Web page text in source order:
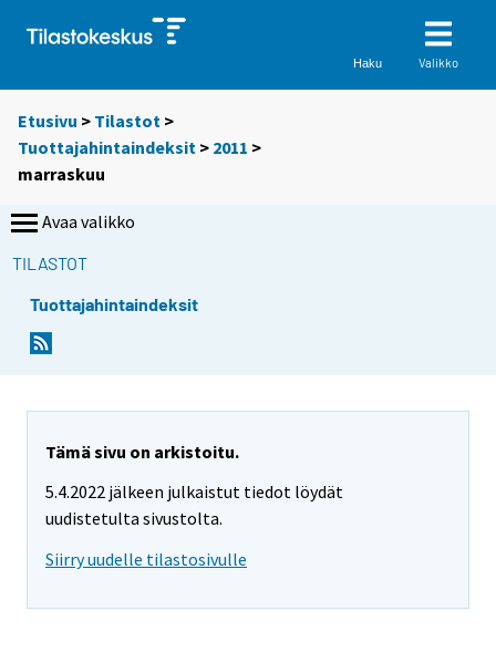
Haku Valikko
Etusivu > Tilastot >
Tuottajahintaindeksit > 2011 >
marraskuu
Avaa valikko
TILASTOT
Tuottajahintaindeksit
Tämä sivu on arkistoitu.
5.4.2022 jälkeen julkaistut tiedot löydät
uudistetulta sivustolta.
Siirry uudelle tilastosivulle